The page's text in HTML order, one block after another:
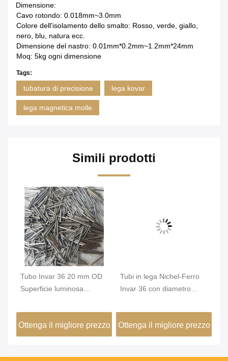
Dimensione:
Cavo rotondo: 0.018mm~3.0mm
Colore dell'isolamento dello smalto: Rosso, verde, giallo,
nero, blu, natura ecc.
Dimensione del nastro: 0.01mm*0.2mm~1.2mm*24mm
Moq: 5kg ogni dimensione
Tags:
tubatura di precisione lega kovar
lega magnetica molle
Simili prodotti
Tubo Invar 36 20 mm OD
Superficie luminosa
elevata FeNi36 Tubo di
precisione in lega
Ottenga il migliore prezzo
Tubi in lega Nichel-Ferro
Invar 36 con diametro
e superficie lucida per
elevata stabilità
dimensionale negli edifici
Ottenga il migliore prezzo